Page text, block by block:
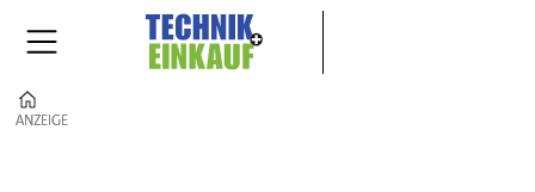
ANZEIGE
ANZEIGE